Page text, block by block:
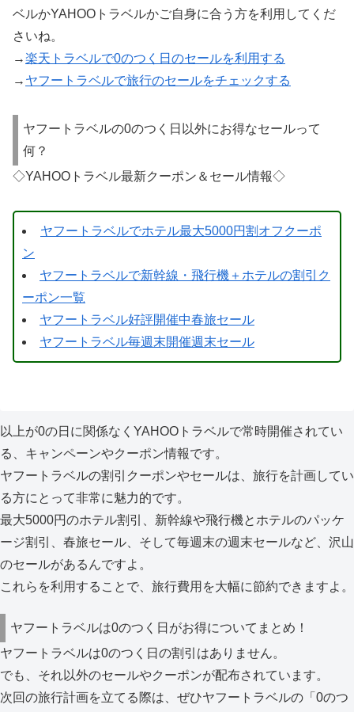
ベルかYAHOOトラベルかご自身に合う方を利用してくだ
さいね。
→楽天トラベルで0のつく日のセールを利用する
→ ヤフートラベルで旅行のセールをチェックする
ヤフートラベルの0のつく日以外にお得なセールって
何？
◇YAHOOトラベル最新クーポン＆セール情報◇
ヤフートラベルでホテル最大5000円割オフクーポ
ン
ヤフートラベルで新幹線・飛行機＋ホテルの割引ク
ーポン一覧
ヤフートラベル好評開催中春旅セール
ヤフートラベル毎週末開催週末セール
以上が0の日に関係なくYAHOOトラベルで常時開催されてい
る、キャンペーンやクーポン情報です。
ヤフートラベルの割引クーポンやセールは、旅行を計画してい
る方にとって非常に魅力的です。
最大5000円のホテル割引、新幹線や飛行機とホテルのパッケ
ージ割引、春旅セール、そして毎週末の週末セールなど、沢山
のセールがあるんですよ。
これらを利用することで、旅行費用を大幅に節約できますよ。
ヤフートラベルは0のつく日がお得についてまとめ！
ヤフートラベルは0のつく日の割引はありません。
でも、それ以外のセールやクーポンが配布されています。
次回の旅行計画を立てる際は、ぜひヤフートラベルの「0のつ